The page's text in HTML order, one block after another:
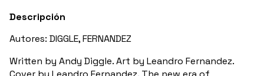
Descripción
Autores: DIGGLE, FERNANDEZ
Written by Andy Diggle. Art by Leandro Fernandez.